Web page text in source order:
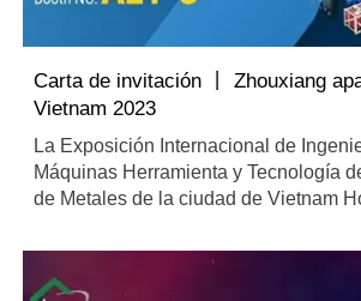
Carta de invitación 丨 Zhouxiang
Vietnam 2023
La Exposición Internacional de
Máquinas Herramienta y Tecnología
de Metales de la ciudad de Vietnam
exposición de máquinas herramienta,
precisión y tecnología de